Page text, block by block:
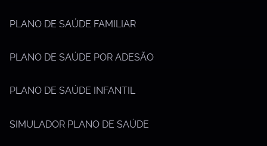
PLANO DE SAÚDE FAMILIAR
PLANO DE SAÚDE POR ADESÃO
PLANO DE SAÚDE INFANTIL
SIMULADOR PLANO DE SAÚDE